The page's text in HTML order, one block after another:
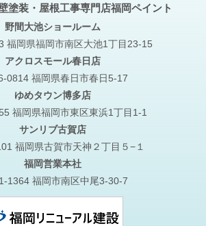
塗装・屋根工事専門店福岡ペイント
野間大池ショールーム
福岡県福岡市南区大池1丁目23-15
アクロスモール春日店
0814 福岡県春日市春日5-17
ゆめタウン博多店
福岡県福岡市東区東浜1丁目1-1
サンリブ古賀店
福岡県古賀市天神２丁目５−１
福岡営業本社
1364 福岡市南区中尾3-30-7